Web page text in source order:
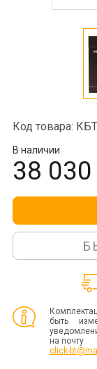
Код товара:
В наличии
38
быть
на почту
click-